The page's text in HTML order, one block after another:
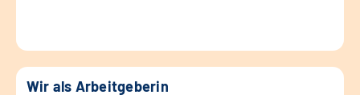
Wir als Arbeitgeberin